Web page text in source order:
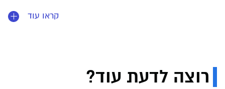
קראו עוד
רוצה לדעת עוד?